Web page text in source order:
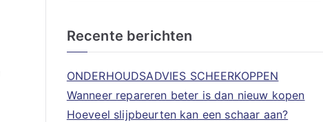
Recente berichten
ONDERHOUDSADVIES SCHEERKOPPEN
Wanneer repareren beter is dan nieuw kopen
Hoeveel slijpbeurten kan een schaar aan?